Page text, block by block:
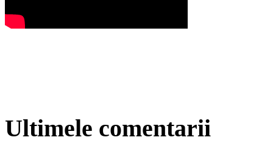
Ultimele comentarii